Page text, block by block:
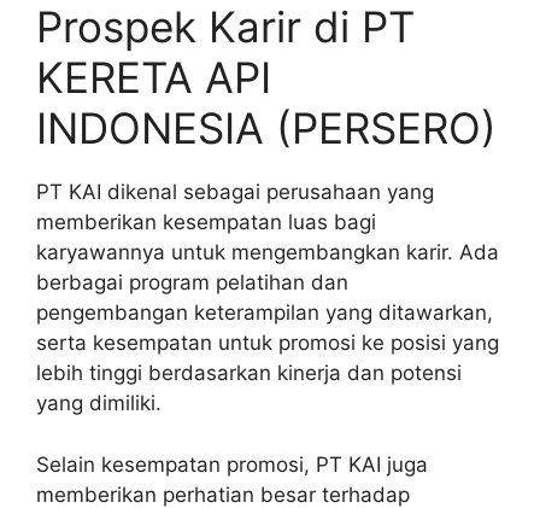
Prospek Karir di PT
KERETA API
INDONESIA (PERSERO)
PT KAI dikenal sebagai perusahaan yang
memberikan kesempatan luas bagi
karyawannya untuk mengembangkan karir. Ada
berbagai program pelatihan dan
pengembangan keterampilan yang ditawarkan,
serta kesempatan untuk promosi ke posisi yang
lebih tinggi berdasarkan kinerja dan potensi
yang dimiliki.
Selain kesempatan promosi, PT KAI juga
memberikan perhatian besar terhadap